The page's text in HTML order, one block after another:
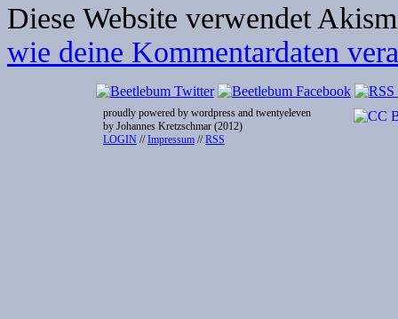
Diese Website verwendet
wie deine Kommentardaten
proudly powered by wordpress and twentyeleven
by Johannes Kretzschmar (2012)
LOGIN //Impressum //RSS